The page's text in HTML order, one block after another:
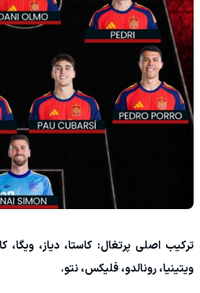
ترکیب اصلی پرتغال: کاستا، دیاز، ویگا،
ویتینیا، رونالدو، فلیکس، نتو.